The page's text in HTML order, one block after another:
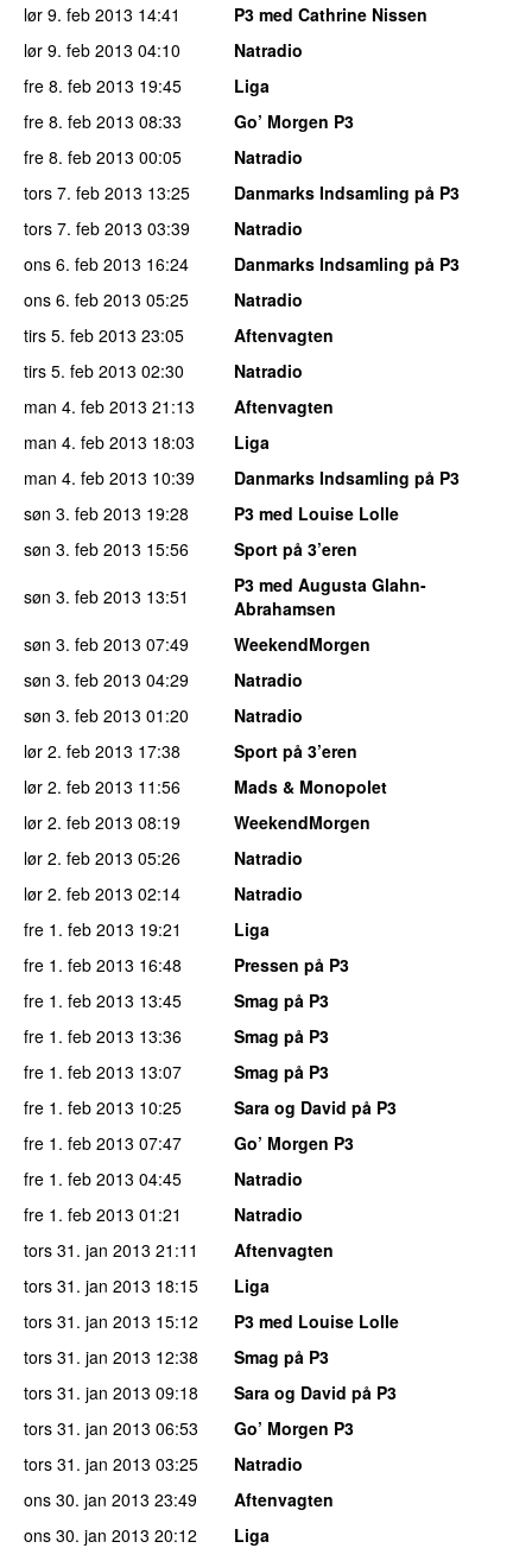
lør 9. feb 2013 14:41
P3 med Cathrine Nissen
lør 9. feb 2013 04:10
Natradio
fre 8. feb 2013 19:45
Liga
fre 8. feb 2013 08:33
Go’ Morgen P3
fre 8. feb 2013 00:05
Natradio
tors 7. feb 2013 13:25
Danmarks Indsamling på P3
tors 7. feb 2013 03:39
Natradio
ons 6. feb 2013 16:24
Danmarks Indsamling på P3
ons 6. feb 2013 05:25
Natradio
tirs 5. feb 2013 23:05
Aftenvagten
tirs 5. feb 2013 02:30
Natradio
man 4. feb 2013 21:13
Aftenvagten
man 4. feb 2013 18:03
Liga
man 4. feb 2013 10:39
Danmarks Indsamling på P3
søn 3. feb 2013 19:28
P3 med Louise Lolle
søn 3. feb 2013 15:56
Sport på 3’eren
søn 3. feb 2013 13:51
P3 med Augusta Glahn-
Abrahamsen
søn 3. feb 2013 07:49
WeekendMorgen
søn 3. feb 2013 04:29
Natradio
søn 3. feb 2013 01:20
Natradio
lør 2. feb 2013 17:38
Sport på 3’eren
lør 2. feb 2013 11:56
Mads & Monopolet
lør 2. feb 2013 08:19
WeekendMorgen
lør 2. feb 2013 05:26
Natradio
lør 2. feb 2013 02:14
Natradio
fre 1. feb 2013 19:21
Liga
fre 1. feb 2013 16:48
Pressen på P3
fre 1. feb 2013 13:45
Smag på P3
fre 1. feb 2013 13:36
Smag på P3
fre 1. feb 2013 13:07
Smag på P3
fre 1. feb 2013 10:25
Sara og David på P3
fre 1. feb 2013 07:47
Go’ Morgen P3
fre 1. feb 2013 04:45
Natradio
fre 1. feb 2013 01:21
Natradio
tors 31. jan 2013 21:11
Aftenvagten
tors 31. jan 2013 18:15
Liga
tors 31. jan 2013 15:12
P3 med Louise Lolle
tors 31. jan 2013 12:38
Smag på P3
tors 31. jan 2013 09:18
Sara og David på P3
tors 31. jan 2013 06:53
Go’ Morgen P3
tors 31. jan 2013 03:25
Natradio
ons 30. jan 2013 23:49
Aftenvagten
ons 30. jan 2013 20:12
Liga